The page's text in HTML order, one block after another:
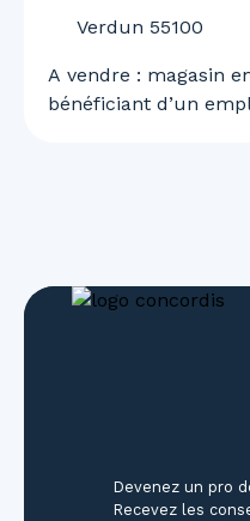
Verdun 55100
A vendre : magasin
bénéficiant d’un
Un emplacement
Devenez un pro
Recevez les